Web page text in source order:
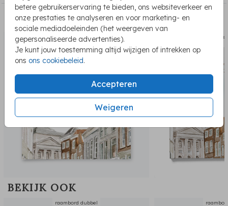
betere gebruikerservaring te bieden, ons websiteverkeer en
onze prestaties te analyseren en voor marketing- en
sociale mediadoeleinden (het weergeven van
gepersonaliseerde advertenties).
Je kunt jouw toestemming altijd wijzigen of intrekken op
ons ons cookiebeleid.
Accepteren
Weigeren
PASSEND BIJ DE KAART
BEKIJK OOK
raambord dubbel